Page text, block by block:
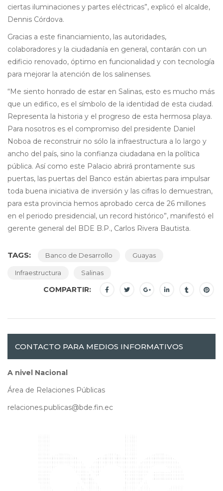
ciertas iluminaciones y partes eléctricas”, explicó el alcalde,
Dennis Córdova.
Gracias a este financiamiento, las autoridades,
colaboradores y la ciudadanía en general, contarán con un
edificio renovado, óptimo en funcionalidad y con tecnología
para mejorar la atención de los salinenses.
“Me siento honrado de estar en Salinas, esto es mucho más
que un edifico, es el símbolo de la identidad de esta ciudad.
Representa la historia y el progreso de esta hermosa playa.
Para nosotros es el compromiso del presidente Daniel
Noboa de reconstruir no sólo la infraestructura a lo largo y
ancho del país, sino la confianza ciudadana en la política
pública. Así como este Palacio abrirá prontamente sus
puertas, las puertas del Banco están abiertas para impulsar
toda buena iniciativa de inversión y las cifras lo demuestran,
para esta provincia hemos aprobado cerca de 26 millones
en el periodo presidencial, un record histórico”, manifestó el
gerente general del BDE B.P., Carlos Rivera Bautista.
TAGS: Banco de Desarrollo Guayas
Infraestructura Salinas
COMPARTIR:
CONTACTO PARA MEDIOS INFORMATIVOS
A nivel Nacional
Área de Relaciones Públicas
relaciones.publicas@bde.fin.ec